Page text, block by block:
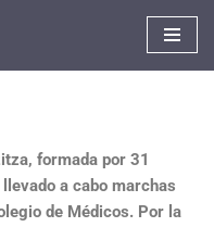
formada por 31
a cabo marchas
de Médicos. Por la